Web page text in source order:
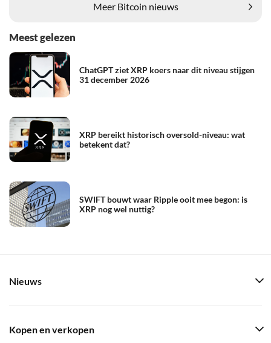
Meer Bitcoin nieuws
Meest gelezen
ChatGPT ziet XRP koers naar dit niveau stijgen
31 december 2026
XRP bereikt historisch oversold-niveau: wat
betekent dat?
SWIFT bouwt waar Ripple ooit mee begon: is
XRP nog wel nuttig?
Nieuws
Kopen en verkopen